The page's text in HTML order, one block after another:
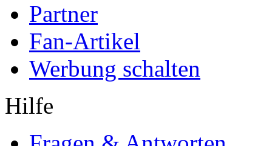
Partner
Fan-Artikel
Werbung schalten
Hilfe